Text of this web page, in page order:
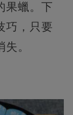
果蠟。下
巧，只要
。